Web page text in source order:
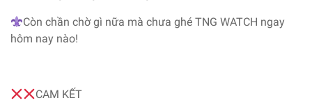
Còn chần chờ gì nữa mà chưa ghé TNG WATCH ngay
hôm nay nào!
CAM KẾT